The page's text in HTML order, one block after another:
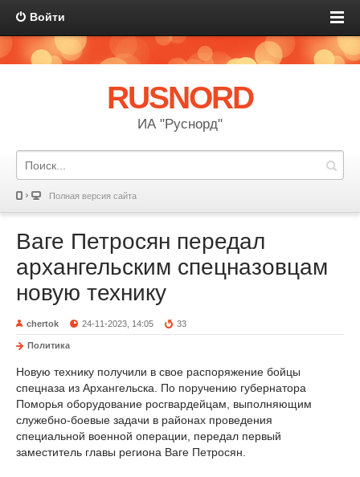
Войти
RUSNORD
ИА "Руснорд"
Полная версия сайта
Ваге Петросян передал
архангельским спецназовцам
новую технику
chertok 24-11-2023, 14:05 33
Политика
Новую технику получили в свое распоряжение бойцы
спецназа из Архангельска. По поручению губернатора
Поморья оборудование росгвардейцам, выполняющим
служебно-боевые задачи в районах проведения
специальной военной операции, передал первый
заместитель главы региона Ваге Петросян.